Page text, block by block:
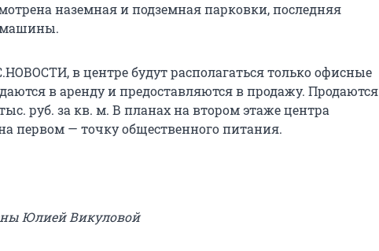
наземная и подземная парковки, последняя
машины.
в центре будут располагаться только офисные
в аренду и предоставляются в продажу. Продаются
руб. за кв. м. В планах на втором этаже центра
первом — точку общественного питания.
Юлией Викуловой